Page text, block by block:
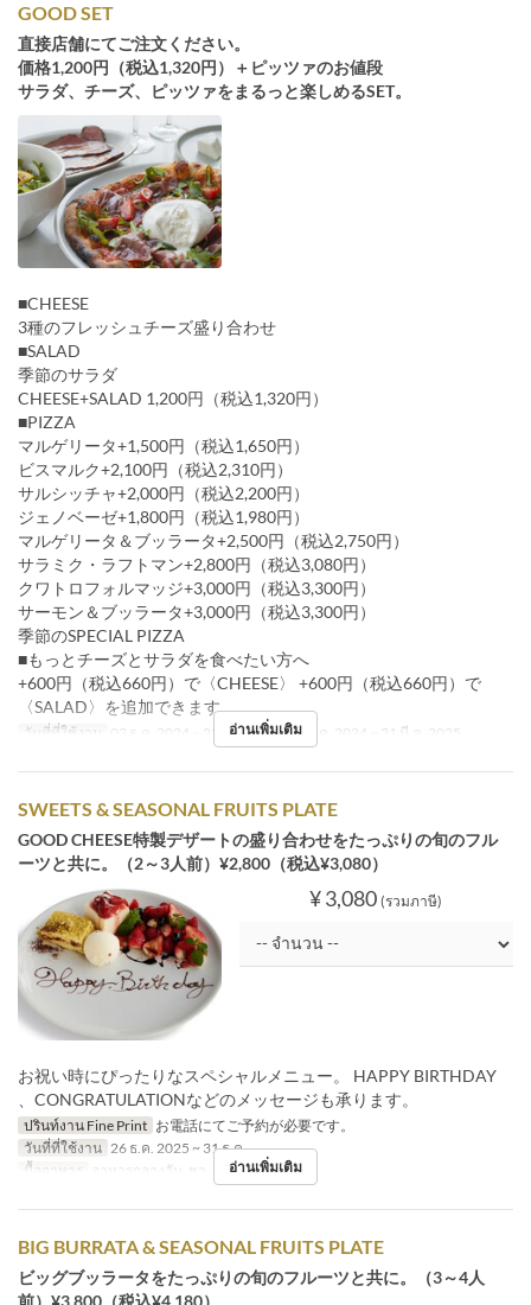
GOOD SET
直接店舗にてご注文ください。
価格1,200円（税込1,320円）＋ピッツァのお値段
サラダ、チーズ、ピッツァをまるっと楽しめるSET。
■CHEESE
3種のフレッシュチーズ盛り合わせ
■SALAD
季節のサラダ
CHEESE+SALAD 1,200円（税込1,320円）
■PIZZA
マルゲリータ+1,500円（税込1,650円）
ビスマルク+2,100円（税込2,310円）
サルシッチャ+2,000円（税込2,200円）
ジェノベーゼ+1,800円（税込1,980円）
マルゲリータ＆ブッラータ+2,500円（税込2,750円）
サラミク・ラフトマン+2,800円（税込3,080円）
クワトロフォルマッジ+3,000円（税込3,300円）
サーモン＆ブッラータ+3,000円（税込3,300円）
季節のSPECIAL PIZZA
■もっとチーズとサラダを食べたい方へ
+600円（税込660円）で〈CHEESE〉 +600円（税込660円）で
〈SALAD〉を追加できます
วันที่ที่ใช้งาน 03 ธ.ค. 2024 ~ 22 ธ.ค. 2024, 26 ธ.ค. 2024 ~ 31 มี.ค. 2025
อ่านเพิ่มเติม
SWEETS & SEASONAL FRUITS PLATE
GOOD CHEESE特製デザートの盛り合わせをたっぷりの旬のフル
ーツと共に。（2～3人前）¥2,800（税込¥3,080）
¥ 3,080 (รวมภาษี)
お祝い時にぴったりなスペシャルメニュー。 HAPPY BIRTHDAY
、CONGRATULATIONなどのメッセージも承ります。
ปรินท์งาน Fine Print お電話にてご予約が必要です。
วันที่ที่ใช้งาน 26 ธ.ค. 2025 ~ 31 ธ.ค.
มื้ออาหาร
อาหารกลางวัน, ชา, อาหารเย็น
อ่านเพิ่มเติม
BIG BURRATA & SEASONAL FRUITS PLATE
ビッグブッラータをたっぷりの旬のフルーツと共に。（3～4人
前）¥3,800（税込¥4,180）